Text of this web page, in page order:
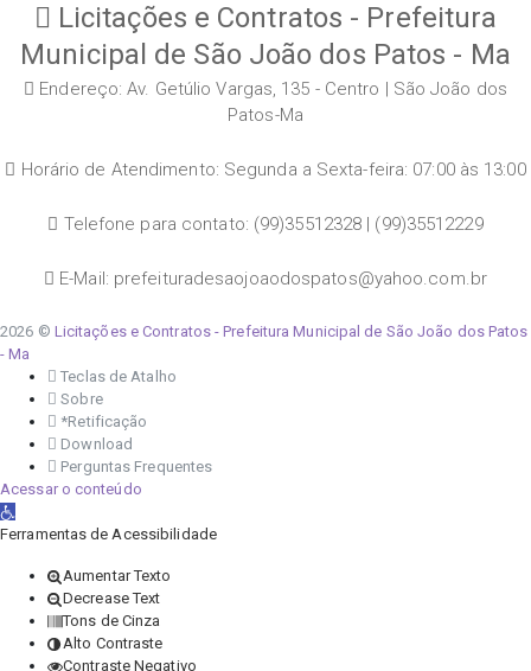
Licitações e Contratos - Prefeitura
Municipal de São João dos Patos - Ma
Endereço: Av. Getúlio Vargas, 135 - Centro | São João dos
Patos-Ma
Horário de Atendimento: Segunda a Sexta-feira: 07:00 às 13:00
Telefone para contato: (99)35512328 | (99)35512229
E-Mail: prefeituradesaojoaodospatos@yahoo.com.br
2026 © Licitações e Contratos - Prefeitura Municipal de São João dos Patos
- Ma
Teclas de Atalho
Sobre
*Retificação
Download
Perguntas Frequentes
Acessar o conteúdo
Abrir a barra de ferramentas
Ferramentas de Acessibilidade
Aumentar Texto
Decrease Text
Tons de Cinza
Alto Contraste
Contraste Negativo